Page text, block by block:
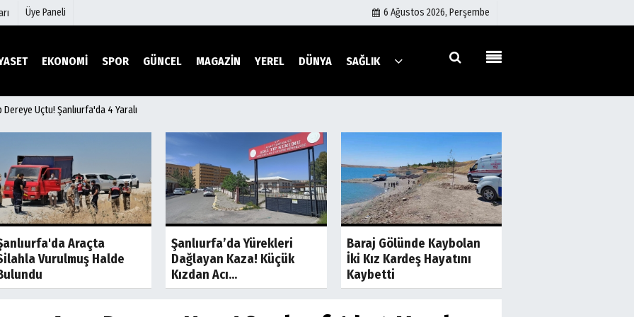
Üye Paneli 6 Ağustos 2026, Perşembe
EKONOMİ SPOR GÜNCEL MAGAZİN YEREL DÜNYA SAĞLIK
Video Galeri
Foto Galeri
Etkinlikler
İletişim
Çerez Politikası
Gizlilik İlkeleri
Dereye Uçtu! Şanlıurfa'da 4 Yaralı
Son Dakika
Araçta
Vurulmuş Halde
Son Dakika
Şanlıurfa’da Yürekleri
Dağlayan Kaza! Küçük
Kızdan Acı...
Son Dakika
Baraj Gölünde Kaybolan
İki Kız Kardeş Hayatını
Kaybetti